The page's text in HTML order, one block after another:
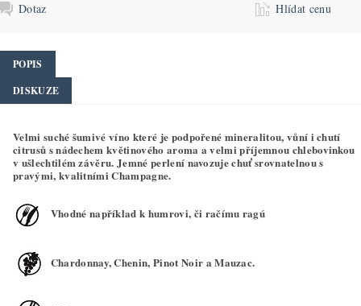
Dotaz
Hlídat cenu
POPIS
DISKUZE
Velmi suché šumivé víno které je podpořené mineralitou, vůní i chutí
citrusů s nádechem květinového aroma a velmi příjemnou chlebovinkou
v ušlechtilém závěru. Jemné perlení navozuje chuť srovnatelnou s
pravými, kvalitními Champagne.
Vhodné například k humrovi, či račímu ragú
Chardonnay, Chenin, Pinot Noir a Mauzac.